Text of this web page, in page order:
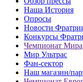
Наша История
Опросы
Новости
Конкурсы
Чемпионат Мира
Мир Ультрас
Фан-cектор
Наш магазин/